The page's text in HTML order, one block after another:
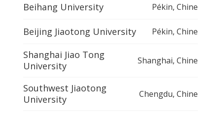
Beihang University Pékin, Chine
Beijing Jiaotong University Pékin, Chine
Shanghai Jiao Tong
University
Shanghai, Chine
Southwest Jiaotong
University
Chengdu, Chine